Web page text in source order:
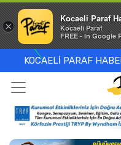
KOCAELİ PARAF
×
Kocaeli Paraf
Kocaeli Paraf
FREE - In Google